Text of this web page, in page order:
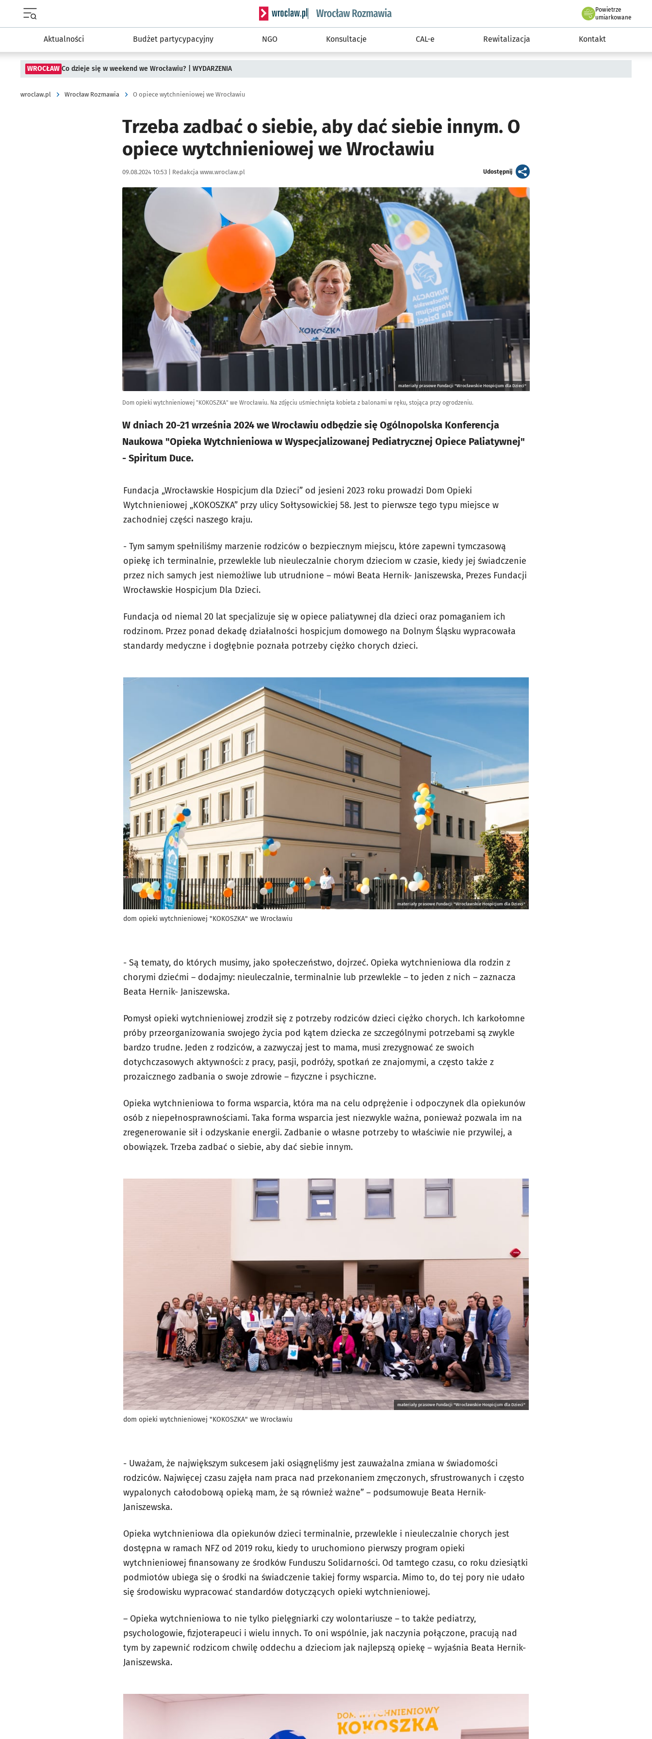
Serwis informacyjny wroclaw.pl podserwis: Rozmawia
Powietrze
we Wrocławiu
umiarkowane
Aktualności Budżet partycypacyjny NGO Konsultacje CAL-e Rewitalizacja Kontakt
WROCŁAW Co dzieje się w weekend we Wrocławiu? | WYDARZENIA
wroclaw.pl Wrocław Rozmawia O opiece wytchnieniowej we Wrocławiu
Trzeba zadbać o siebie, aby dać siebie innym. O
opiece wytchnieniowej we Wrocławiu
Data publikacji:
09.08.2024 10:53 | Autor:
Redakcja www.wroclaw.pl Udostępnijartykuł
Kliknij, aby powiększyć
materiały prasowe Fundacji "Wrocławskie Hospicjum dla Dzieci"
Dom opieki wytchnieniowej "KOKOSZKA" we Wrocławiu. Na zdjęciu uśmiechnięta kobieta z balonami w ręku, stojąca przy ogrodzeniu.
W dniach 20-21 września 2024 we Wrocławiu odbędzie się Ogólnopolska Konferencja
Naukowa "Opieka Wytchnieniowa w Wyspecjalizowanej Pediatrycznej Opiece Paliatywnej"
- Spiritum Duce.
Fundacja „Wrocławskie Hospicjum dla Dzieci” od jesieni 2023 roku prowadzi Dom Opieki
Wytchnieniowej „KOKOSZKA” przy ulicy Sołtysowickiej 58. Jest to pierwsze tego typu miejsce w
zachodniej części naszego kraju.
- Tym samym spełniliśmy marzenie rodziców o bezpiecznym miejscu, które zapewni tymczasową
opiekę ich terminalnie, przewlekle lub nieuleczalnie chorym dzieciom w czasie, kiedy jej świadczenie
przez nich samych jest niemożliwe lub utrudnione – mówi Beata Hernik- Janiszewska, Prezes Fundacji
Wrocławskie Hospicjum Dla Dzieci.
Fundacja od niemal 20 lat specjalizuje się w opiece paliatywnej dla dzieci oraz pomaganiem ich
rodzinom. Przez ponad dekadę działalności hospicjum domowego na Dolnym Śląsku wypracowała
standardy medyczne i dogłębnie poznała potrzeby ciężko chorych dzieci.
materiały prasowe Fundacji "Wrocławskie Hospicjum dla Dzieci"
dom opieki wytchnieniowej "KOKOSZKA" we Wrocławiu
- Są tematy, do których musimy, jako społeczeństwo, dojrzeć. Opieka wytchnieniowa dla rodzin z
chorymi dziećmi – dodajmy: nieuleczalnie, terminalnie lub przewlekle – to jeden z nich – zaznacza
Beata Hernik- Janiszewska.
Pomysł opieki wytchnieniowej zrodził się z potrzeby rodziców dzieci ciężko chorych. Ich karkołomne
próby przeorganizowania swojego życia pod kątem dziecka ze szczególnymi potrzebami są zwykle
bardzo trudne. Jeden z rodziców, a zazwyczaj jest to mama, musi zrezygnować ze swoich
dotychczasowych aktywności: z pracy, pasji, podróży, spotkań ze znajomymi, a często także z
prozaicznego zadbania o swoje zdrowie – fizyczne i psychiczne.
Opieka wytchnieniowa to forma wsparcia, która ma na celu odprężenie i odpoczynek dla opiekunów
osób z niepełnosprawnościami. Taka forma wsparcia jest niezwykle ważna, ponieważ pozwala im na
zregenerowanie sił i odzyskanie energii. Zadbanie o własne potrzeby to właściwie nie przywilej, a
obowiązek. Trzeba zadbać o siebie, aby dać siebie innym.
materiały prasowe Fundacji "Wrocławskie Hospicjum dla Dzieci"
dom opieki wytchnieniowej "KOKOSZKA" we Wrocławiu
- Uważam, że największym sukcesem jaki osiągnęliśmy jest zauważalna zmiana w świadomości
rodziców. Najwięcej czasu zajęła nam praca nad przekonaniem zmęczonych, sfrustrowanych i często
wypalonych całodobową opieką mam, że są również ważne” – podsumowuje Beata Hernik-
Janiszewska.
Opieka wytchnieniowa dla opiekunów dzieci terminalnie, przewlekle i nieuleczalnie chorych jest
dostępna w ramach NFZ od 2019 roku, kiedy to uruchomiono pierwszy program opieki
wytchnieniowej finansowany ze środków Funduszu Solidarności. Od tamtego czasu, co roku dziesiątki
podmiotów ubiega się o środki na świadczenie takiej formy wsparcia. Mimo to, do tej pory nie udało
się środowisku wypracować standardów dotyczących opieki wytchnieniowej.
– Opieka wytchnieniowa to nie tylko pielęgniarki czy wolontariusze – to także pediatrzy,
psychologowie, fizjoterapeuci i wielu innych. To oni wspólnie, jak naczynia połączone, pracują nad
tym by zapewnić rodzicom chwilę oddechu a dzieciom jak najlepszą opiekę – wyjaśnia Beata Hernik-
Janiszewska.